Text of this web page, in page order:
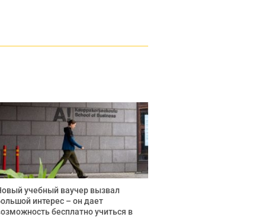
учебный ваучер вызвал
интерес – он дает
бесплатно учиться в